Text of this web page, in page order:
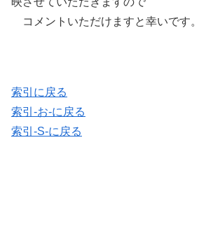
コメントいただけますと幸いです。
索引に戻る
索引-お-に戻る
索引-S-に戻る